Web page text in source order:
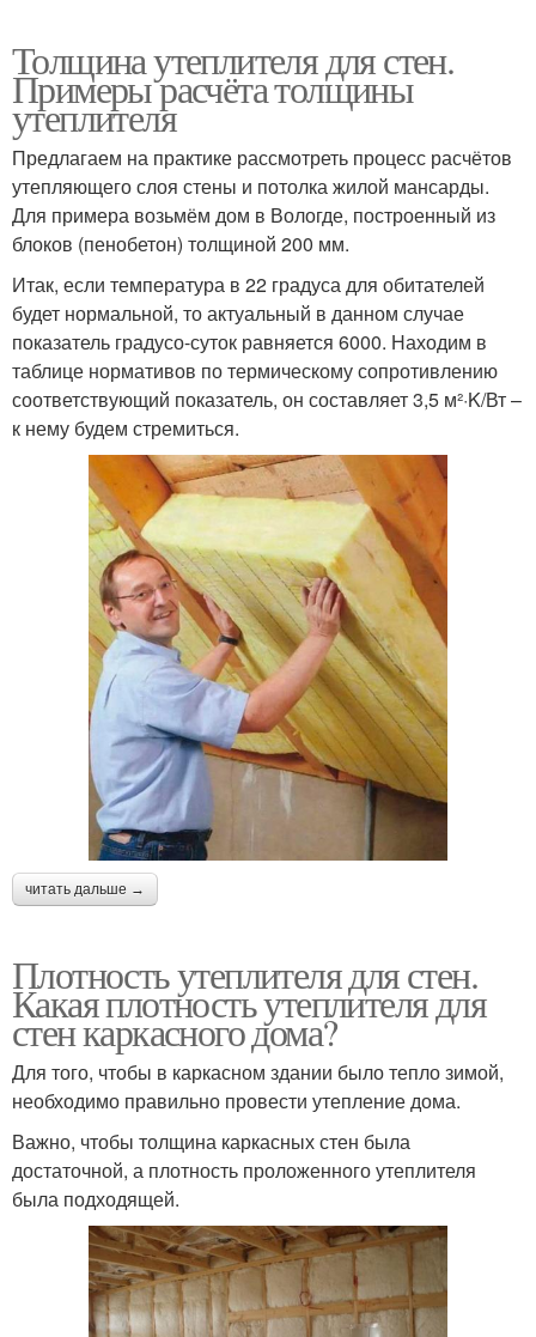
Толщина утеплителя для стен.
Примеры расчёта толщины
утеплителя
Предлагаем на практике рассмотреть процесс расчётов
утепляющего слоя стены и потолка жилой мансарды.
Для примера возьмём дом в Вологде, построенный из
блоков (пенобетон) толщиной 200 мм.
Итак, если температура в 22 градуса для обитателей
будет нормальной, то актуальный в данном случае
показатель градусо-суток равняется 6000. Находим в
таблице нормативов по термическому сопротивлению
соответствующий показатель, он составляет 3,5 м²·K/Вт –
к нему будем стремиться.
читать дальше →
Плотность утеплителя для стен.
Какая плотность утеплителя для
стен каркасного дома?
Для того, чтобы в каркасном здании было тепло зимой,
необходимо правильно провести утепление дома.
Важно, чтобы толщина каркасных стен была
достаточной, а плотность проложенного утеплителя
была подходящей.